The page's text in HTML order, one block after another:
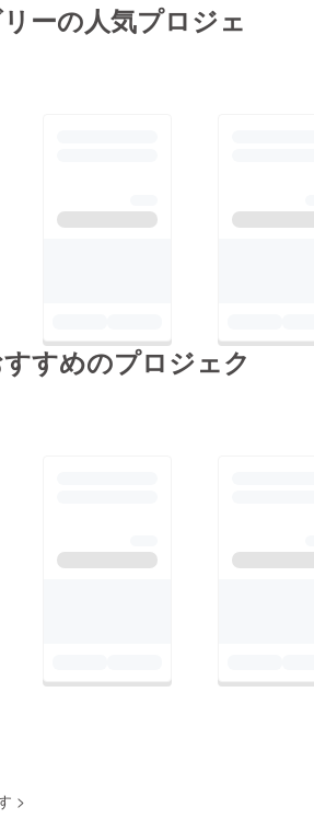
ーの人気プロジェ
すめのプロジェク
>